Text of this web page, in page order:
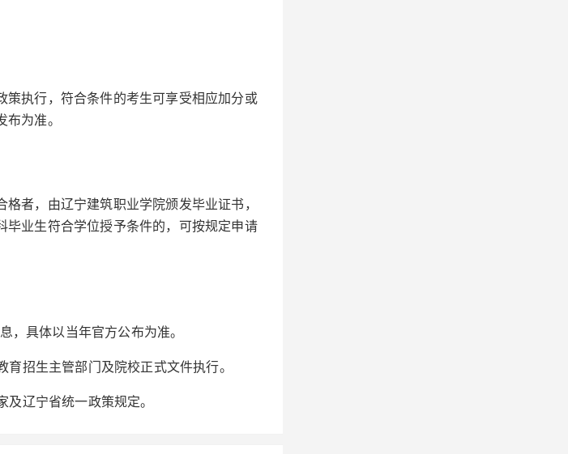
策执行，符合条件的考生可享受相应加分或
为准。
者，由辽宁建筑职业学院颁发毕业证书，
毕业生符合学位授予条件的，可按规定申请
，具体以当年官方公布为准。
招生主管部门及院校正式文件执行。
辽宁省统一政策规定。